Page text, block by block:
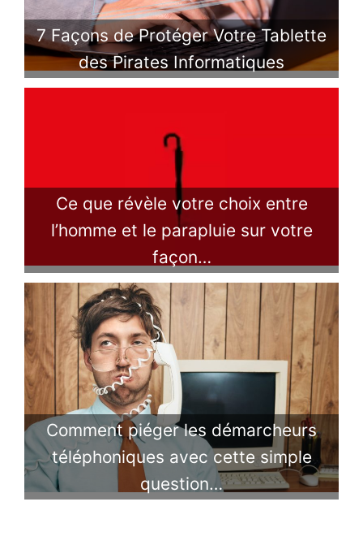
7 Façons de Protéger Votre Tablette
des Pirates Informatiques
Ce que révèle votre choix entre
l’homme et le parapluie sur votre
façon…
Comment piéger les démarcheurs
téléphoniques avec cette simple
question…